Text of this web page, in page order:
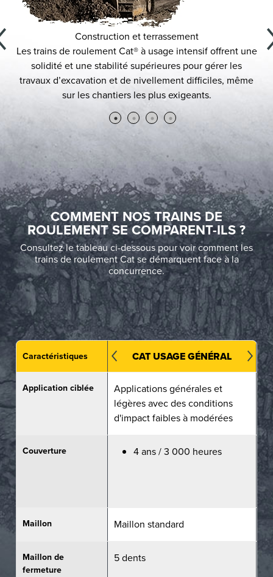
Construction et terrassement
Les trains de roulement Cat® à usage intensif offrent une
solidité et une stabilité supérieures pour gérer les
travaux d’excavation et de nivellement difficiles, même
sur les chantiers les plus exigeants.
COMMENT NOS TRAINS DE
ROULEMENT SE COMPARENT-ILS ?
Consultez le tableau ci-dessous pour voir comment les
trains de roulement Cat se démarquent face à la
concurrence.
Caractéristiques CAT USAGE GÉNÉRAL
Application ciblée
Applications générales et
légères avec des conditions
d'impact faibles à modérées
/
Couverture 4 ans / 3 000 heures
Maillon Maillon standard
Maillon de
fermeture
5 dents